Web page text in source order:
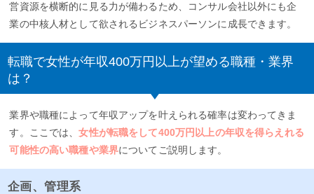
営資源を横断的に見る力が備わるため、コンサル会社以外にも企
業の中核人材として欲されるビジネスパーソンに成長できます。
転職で女性が年収400万円以上が望める職種・業界
は？
業界や職種によって年収アップを叶えられる確率は変わってきま
す。ここでは、女性が転職をして400万円以上の年収を得らえれる
可能性の高い職種や業界についてご説明します。
企画、管理系